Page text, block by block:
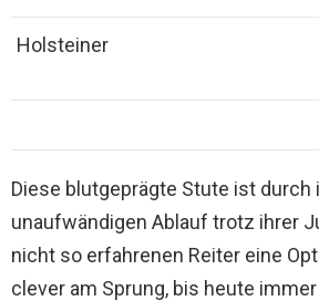
Holsteiner
Diese blutgeprägte Stute ist durch
unaufwändigen Ablauf trotz ihrer
nicht so erfahrenen Reiter eine
clever am Sprung, bis heute